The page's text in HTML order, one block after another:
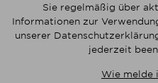
Sie regelmäßig über
Informationen zur
unserer
jederzeit
Wie melde